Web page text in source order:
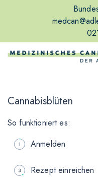
Cannabisblüten
So funktioniert es:
Anmelden
Rezept einreichen